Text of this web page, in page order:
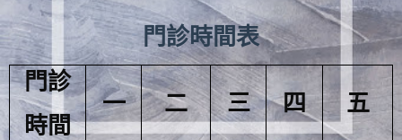
門診時間表
門診
時間
一 二 三 四 五